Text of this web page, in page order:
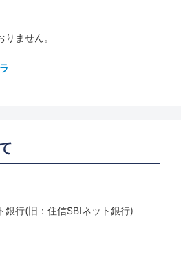
ません。
銀行(旧：住信SBIネット銀行)